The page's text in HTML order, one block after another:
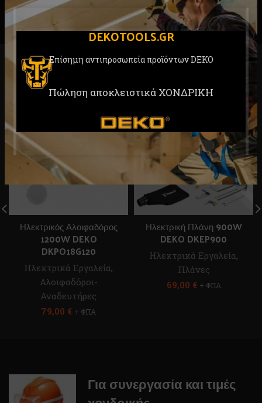
DEKOTOOLS.GR
Επίσημη αντιπροσωπεία προϊόντων DEKO
Πώληση αποκλειστικά ΧΟΝΔΡΙΚΗ
RELATED PRODUCTS
Ηλεκτρικός Αλοιφαδόρος
1200W DEKO
DKPO18G120
Ηλεκτρικά Εργαλεία,
Αλοιφαδόροι-
Αναδευτήρες
79,00 € + ΦΠΑ
Ηλεκτρική Πλάνη 900W
DEKO DKEP900
Ηλεκτρικά Εργαλεία,
Πλάνες
69,00 € + ΦΠΑ
Για συνεργασία και τιμές